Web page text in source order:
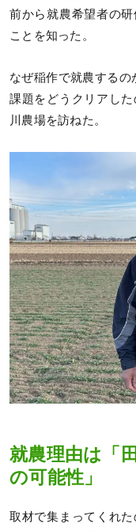
前から就農希望者の
ことを知った。
なぜ稲作で就農する
課題をどうクリアし
川農場を訪ねた。
就農理由は「
の可能性」
取材で集まってくれ